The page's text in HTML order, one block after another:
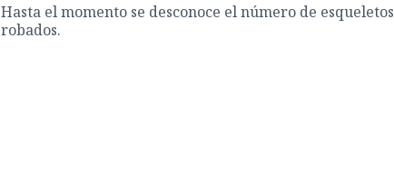
Hasta el momento se desconoce el número de esqueletos
robados.